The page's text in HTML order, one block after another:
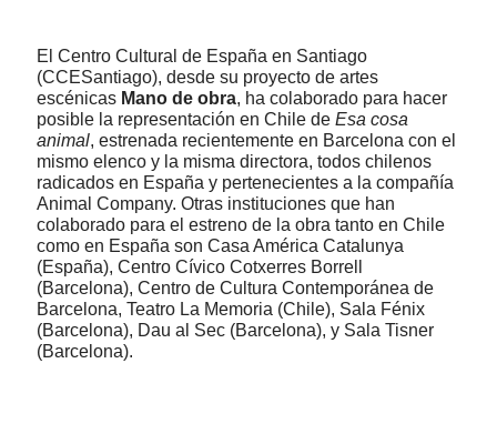
El Centro Cultural de España en Santiago
(CCESantiago), desde su proyecto de artes
escénicas Mano de obra, ha colaborado para hacer
posible la representación en Chile de Esa cosa
animal, estrenada recientemente en Barcelona con el
mismo elenco y la misma directora, todos chilenos
radicados en España y pertenecientes a la compañía
Animal Company. Otras instituciones que han
colaborado para el estreno de la obra tanto en Chile
como en España son Casa América Catalunya
(España), Centro Cívico Cotxerres Borrell
(Barcelona), Centro de Cultura Contemporánea de
Barcelona, Teatro La Memoria (Chile), Sala Fénix
(Barcelona), Dau al Sec (Barcelona), y Sala Tisner
(Barcelona).